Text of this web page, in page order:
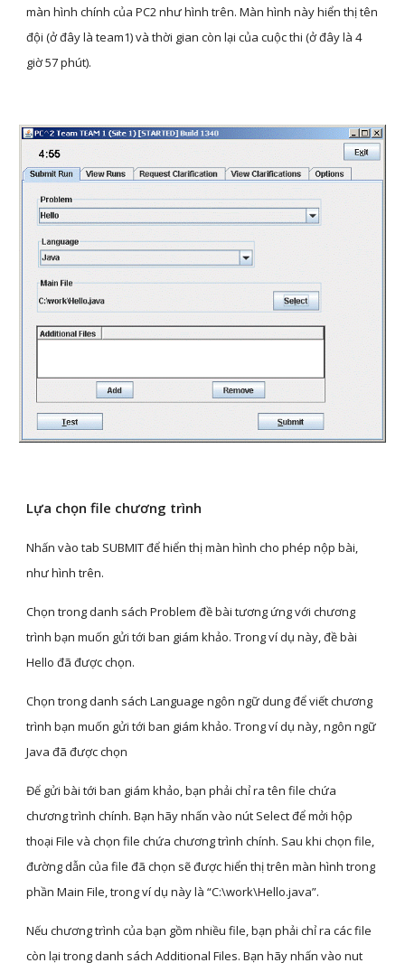
màn hình chính của PC2 như hình trên. Màn hình này hiển thị tên
đội (ở đây là team1) và thời gian còn lại của cuộc thi (ở đây là 4
giờ 57 phút).
Lựa chọn file chương trình
Nhấn vào tab SUBMIT để hiển thị màn hình cho phép nộp bài,
như hình trên.
Chọn trong danh sách Problem đề bài tương ứng với chương
trình bạn muốn gửi tới ban giám khảo. Trong ví dụ này, đề bài
Hello đã được chọn.
Chọn trong danh sách Language ngôn ngữ dung để viết chương
trình bạn muốn gửi tới ban giám khảo. Trong ví dụ này, ngôn ngữ
Java đã được chọn
Để gửi bài tới ban giám khảo, bạn phải chỉ ra tên file chứa
chương trình chính. Bạn hãy nhấn vào nút Select để mởi hộp
thoại File và chọn file chứa chương trình chính. Sau khi chọn file,
đường dẫn của file đã chọn sẽ được hiển thị trên màn hình trong
phần Main File, trong ví dụ này là “C:\work\Hello.java”.
Nếu chương trình của bạn gồm nhiều file, bạn phải chỉ ra các file
còn lại trong danh sách Additional Files. Bạn hãy nhấn vào nut